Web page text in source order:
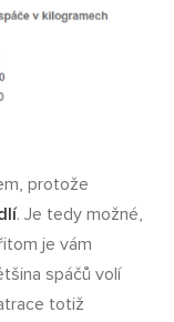
protože
. Je tedy možné,
je vám
spáčů volí
totiž